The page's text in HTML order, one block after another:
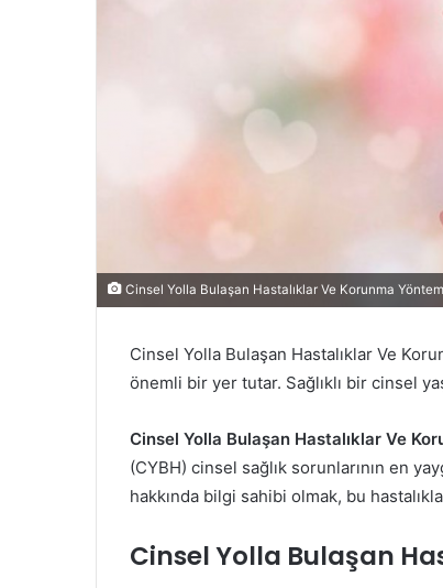
Cinsel Yolla Bulaşan Hastalıklar Ve Korunma
Cinsel Yolla Bulaşan Hastalıklar Ve
önemli bir yer tutar. Sağlıklı bir cinsel
Cinsel Yolla Bulaşan Hastalıklar Ve
(CYBH) cinsel sağlık sorunlarının en
hakkında bilgi sahibi olmak, bu
Cinsel Yolla Bulaşan